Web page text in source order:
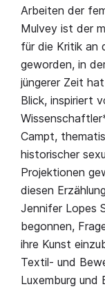
Arbeiten der
Mulvey ist der
für die Kritik an
geworden, in
jüngerer Zeit
Blick, inspiriert
Campt,
historischer
Projektionen
diesen
Jennifer Lopes
begonnen,
ihre Kunst
Textil- und
Luxemburg und